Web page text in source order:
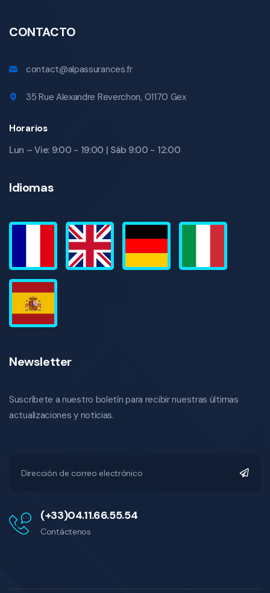
CONTACTO
contact@alpassurances.fr
35 Rue Alexandre Reverchon, 01170 Gex
Horarios
Lun – Vie: 9:00 - 19:00 | Sáb 9:00 - 12:00
Idiomas
Newsletter
Suscríbete a nuestro boletín para recibir nuestras últimas
actualizaciones y noticias.
(+33)04.11.66.55.54
Contáctenos